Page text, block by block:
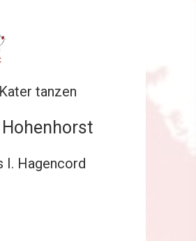
tanzen
I. Hagencord